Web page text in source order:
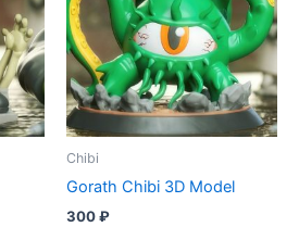
Chibi
Gorath Chibi 3D Model
300₽